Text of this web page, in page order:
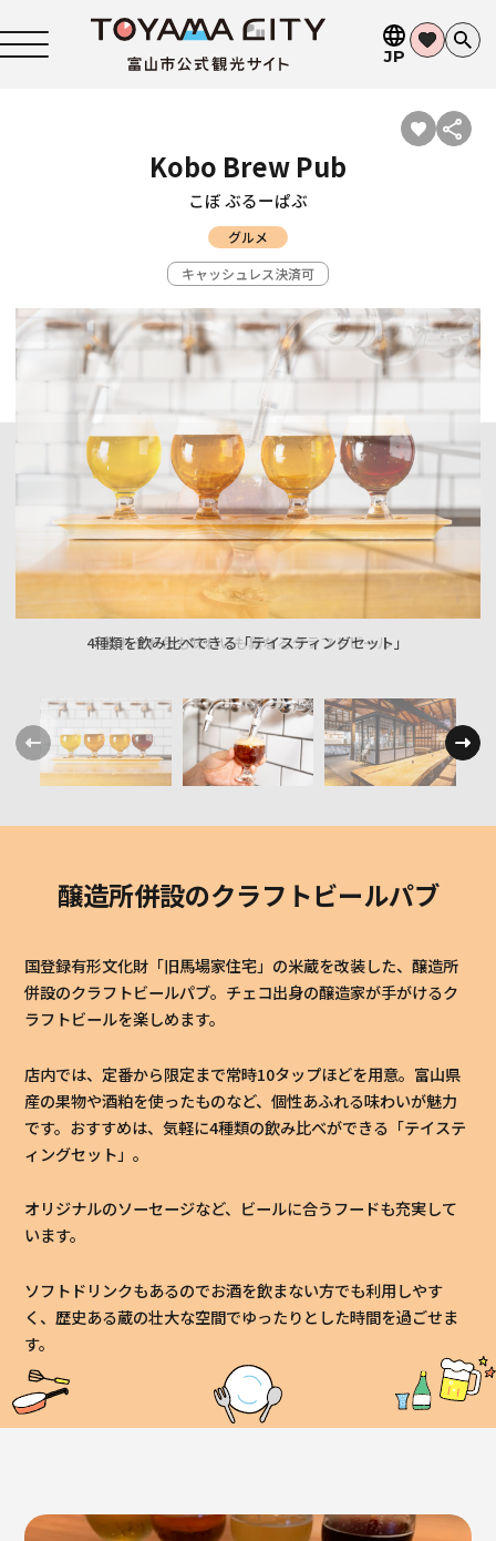
JP
Kobo Brew Pub
こぼ ぶるーぱぶ
グルメ
キャッシュレス決済可
4種類を飲み比べできる「テイスティングセット」
それぞれ色も味わいも異なるクラフトビール
醸造所併設のクラフトビールパブ
国登録有形文化財「旧馬場家住宅」の米蔵を改装した、醸造所
併設のクラフトビールパブ。チェコ出身の醸造家が手がけるク
ラフトビールを楽しめます。
店内では、定番から限定まで常時10タップほどを用意。富山県
産の果物や酒粕を使ったものなど、個性あふれる味わいが魅力
です。おすすめは、気軽に4種類の飲み比べができる「テイステ
ィングセット」。
オリジナルのソーセージなど、ビールに合うフードも充実して
います。
ソフトドリンクもあるのでお酒を飲まない方でも利用しやす
く、歴史ある蔵の壮大な空間でゆったりとした時間を過ごせま
す。